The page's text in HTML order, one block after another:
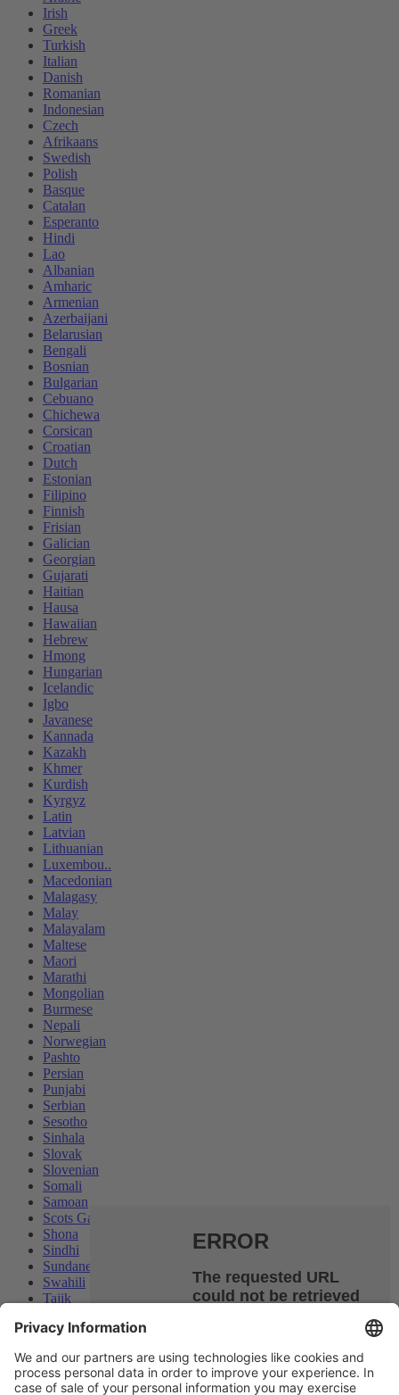
Irish
Greek
Turkish
Italian
Danish
Romanian
Indonesian
Czech
Afrikaans
Swedish
Polish
Basque
Catalan
Esperanto
Hindi
Lao
Albanian
Amharic
Armenian
Azerbaijani
Belarusian
Bengali
Bosnian
Bulgarian
Cebuano
Chichewa
Corsican
Croatian
Dutch
Estonian
Filipino
Finnish
Frisian
Galician
Georgian
Gujarati
Haitian
Hausa
Hawaiian
Hebrew
Hmong
Hungarian
Icelandic
Igbo
Javanese
Kannada
Kazakh
Khmer
Kurdish
Kyrgyz
Latin
Latvian
Lithuanian
Luxembou..
Macedonian
Malagasy
Malay
Malayalam
Maltese
Maori
Marathi
Mongolian
Burmese
Nepali
Norwegian
Pashto
Persian
Punjabi
Serbian
Sesotho
Sinhala
Slovak
Slovenian
Somali
Samoan
Scots Gaelic
Shona
Sindhi
Sundanese
Swahili
Tajik
Telugu
Ukrainian
Urdu
We use cookies and similar technologies on our website to
enhance your experience and personalize content and ads. By